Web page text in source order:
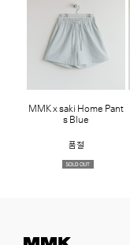
MMK x saki Home Pant
s Blue
품절